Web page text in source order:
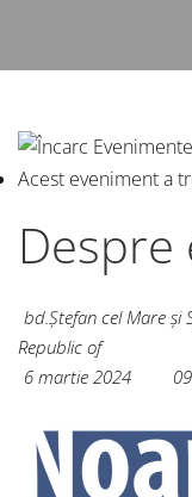
Acest eveniment a
bd.Ștefan cel Mare și
Republic of
6 martie 2024